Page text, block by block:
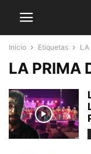
Inicio Etiquetas LA
LA PRIMA